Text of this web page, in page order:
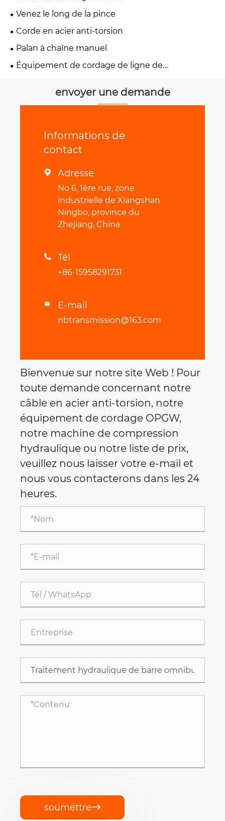
Venez le long de la pince
Corde en acier anti-torsion
Palan à chaîne manuel
Équipement de cordage de ligne de
envoyer une demande
Informations de
contact
 Adresse
No 6, 1ère rue, zone
industrielle de Xiangshan
Ningbo, province du
Zhejiang, Chine
 Tél
+86-15958291731
 E-mail
nbtransmission@163.com
Bienvenue sur notre site Web ! Pour
toute demande concernant notre
câble en acier anti-torsion, notre
équipement de cordage OPGW,
notre machine de compression
hydraulique ou notre liste de prix,
veuillez nous laisser votre e-mail et
nous vous contacterons dans les 24
heures.
soumettre